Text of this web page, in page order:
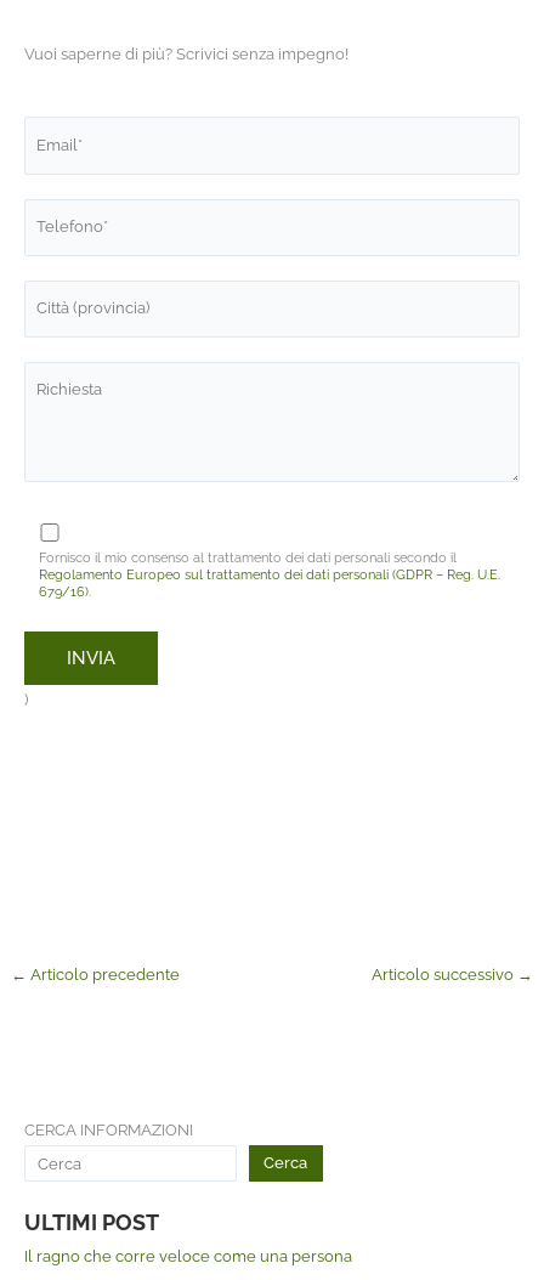
Vuoi saperne di più? Scrivici senza impegno!
Fornisco il mio consenso al trattamento dei dati personali secondo il
Regolamento Europeo sul trattamento dei dati personali (GDPR – Reg. U.E.
679/16).
)
← Articolo precedente Articolo successivo →
CERCA INFORMAZIONI
Cerca
ULTIMI POST
Il ragno che corre veloce come una persona